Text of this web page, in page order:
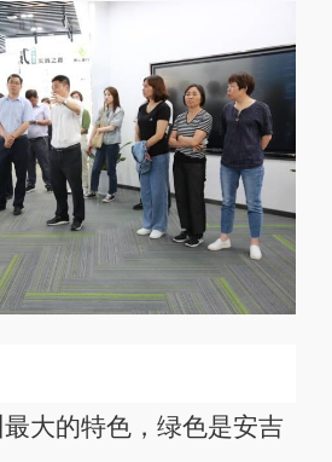
的特色，绿色是安吉